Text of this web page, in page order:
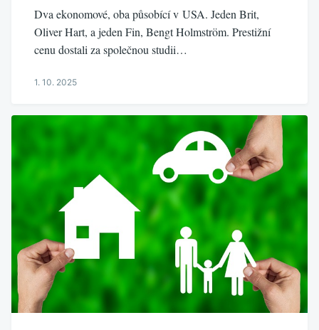
Dva ekonomové, oba působící v USA. Jeden Brit,
Oliver Hart, a jeden Fin, Bengt Holmström. Prestižní
cenu dostali za společnou studii…
1. 10. 2025